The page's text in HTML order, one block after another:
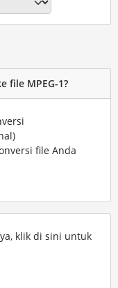
file MPEG-1?
file Anda
klik di sini untuk